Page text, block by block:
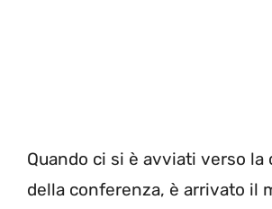
Quando ci si è avviati verso la
della conferenza, è arrivato il